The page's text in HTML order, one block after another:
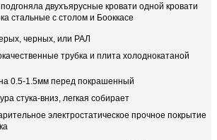
двухъярусные кровати одной кровати
стальные с столом и Бооккасе
черных, или РАЛ
трубка и плита холоднокатаной
0.5-1.5мм перед покрашенный
стука-вниз, легкая собирает
электростатическое прочное покрытие